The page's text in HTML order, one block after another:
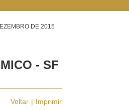
DE 2015
- SF
Voltar Imprimir